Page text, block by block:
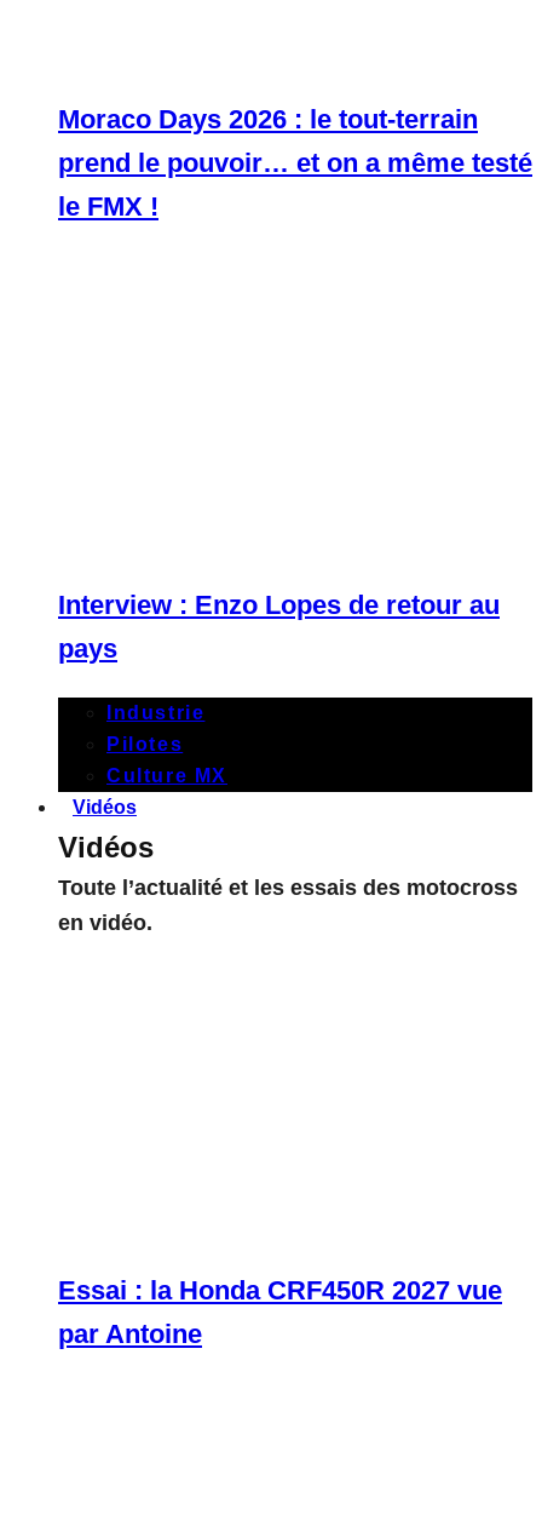
Moraco Days 2026 : le tout-terrain
prend le pouvoir… et on a même testé
le FMX !
Interview : Enzo Lopes de retour au
pays
Industrie
Pilotes
Culture MX
Vidéos
Vidéos
Toute l’actualité et les essais des motocross
en vidéo.
Essai : la Honda CRF450R 2027 vue
par Antoine